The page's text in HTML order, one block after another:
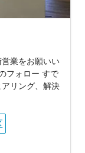
業をお願いい
フォロー すで
リング、解決